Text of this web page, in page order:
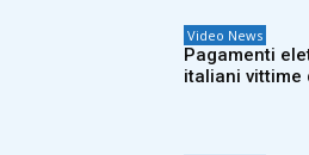
Video News
Pagamenti
italiani